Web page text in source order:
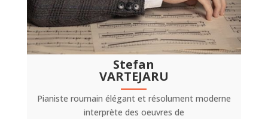
Stefan
VARTEJARU
Pianiste roumain élégant et résolument moderne
interprète des oeuvres de